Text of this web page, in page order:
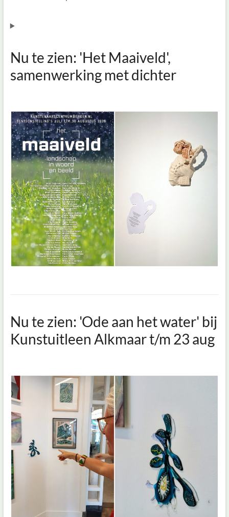
Nu te zien: 'Het Maaiveld',
samenwerking met dichter
Nu te zien: 'Ode aan het water' bij
Kunstuitleen Alkmaar t/m 23 aug